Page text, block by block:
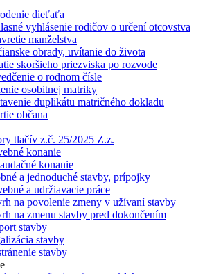
dieťaťa
vyhlásenie rodičov o určení otcovstva
manželstva
obrady, uvítanie do života
skoršieho priezviska po rozvode
o rodnom čísle
osobitnej matriky
duplikátu matričného dokladu
občana
tlačív z.č. 25/2025 Z.z.
konanie
konanie
a jednoduché stavby, prípojky
a udržiavacie práce
na povolenie zmeny v užívaní stavby
na zmenu stavby pred dokončením
stavby
stavby
stavby